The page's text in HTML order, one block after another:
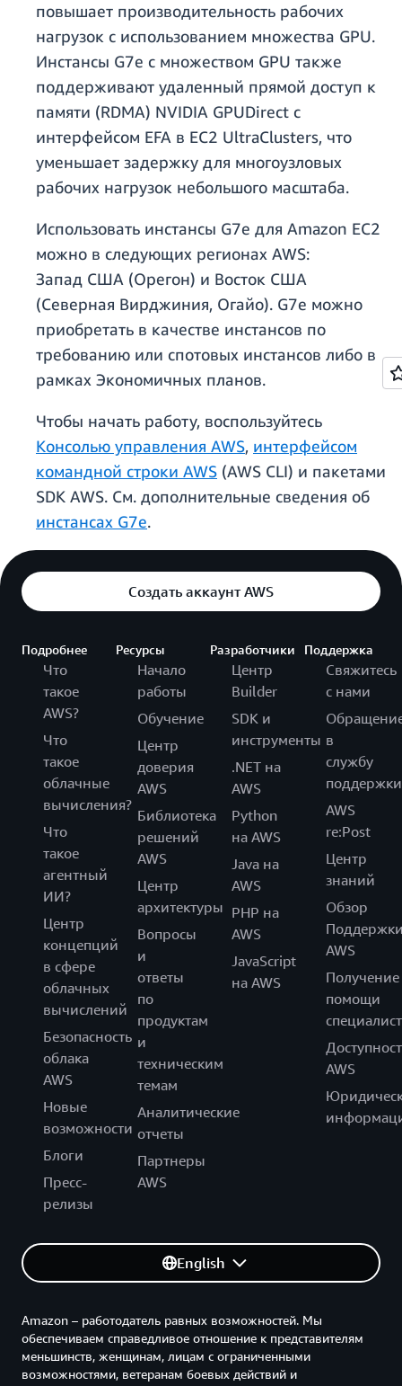
повышает производительность рабочих
нагрузок с использованием множества GPU.
Инстансы G7e с множеством GPU также
поддерживают удаленный прямой доступ к
памяти (RDMA) NVIDIA GPUDirect с
интерфейсом EFA в EC2 UltraClusters, что
уменьшает задержку для многоузловых
рабочих нагрузок небольшого масштаба.
Использовать инстансы G7e для Amazon EC2
можно в следующих регионах AWS:
Запад США (Орегон) и Восток США
(Северная Вирджиния, Огайо). G7e можно
приобретать в качестве инстансов по
требованию или спотовых инстансов либо в
рамках Экономичных планов.
Чтобы начать работу, воспользуйтесь
Консолью управления AWS, интерфейсом
командной строки AWS (AWS CLI) и пакетами
SDK AWS. См. дополнительные сведения об
инстансах G7e.
Создать аккаунт AWS
Подробнее
Что
такое
AWS?
Что
такое
облачные
вычисления?
Что
такое
агентный
ИИ?
Центр
концепций
в сфере
облачных
вычислений
Безопасность
облака
AWS
Новые
возможности
Блоги
Пресс-
релизы
Ресурсы
Начало
работы
Обучение
Центр
доверия
AWS
Библиотека
решений
AWS
Центр
архитектуры
Вопросы
и
ответы
по
продуктам
и
техническим
темам
Аналитические
отчеты
Партнеры
AWS
Разработчики
Центр
Builder
SDK и
инструменты
.NET на
AWS
Python
на AWS
Java на
AWS
PHP на
AWS
JavaScript
на AWS
Поддержка
Свяжитесь
с нами
в
службу
поддержки
AWS
re:Post
Центр
знаний
Обзор
AWS
Получение
помощи
AWS
English
Amazon – работодатель равных возможностей. Мы
обеспечиваем справедливое отношение к представителям
меньшинств, женщинам, лицам с ограниченными
возможностями, ветеранам боевых действий и